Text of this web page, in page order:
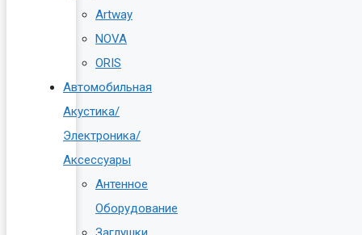
Artway
NOVA
ORIS
Автомобильная
Акустика/
Электроника/
Аксессуары
Антенное
Оборудование